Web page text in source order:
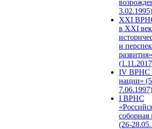
3.02.1995)
XХI
в XXI
и
развития»
IV ВРНС
нации»
7.06.1997)
I ВРНС
(26-